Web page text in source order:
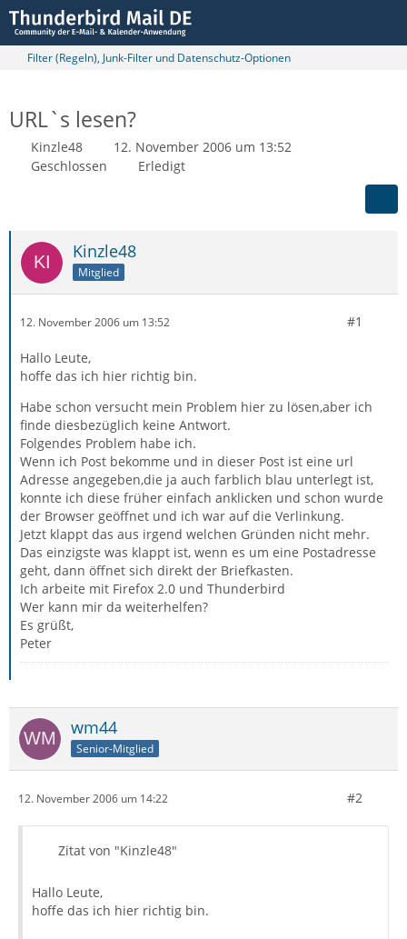
Filter (Regeln), Junk-Filter und Datenschutz-Optionen
URL`s lesen?
Kinzle48
12. November 2006 um 13:52
Geschlossen
Erledigt
Kinzle48
Mitglied
12. November 2006 um 13:52 #1
Hallo Leute,
hoffe das ich hier richtig bin.
Habe schon versucht mein Problem hier zu lösen,aber ich
finde diesbezüglich keine Antwort.
Folgendes Problem habe ich.
Wenn ich Post bekomme und in dieser Post ist eine url
Adresse angegeben,die ja auch farblich blau unterlegt ist,
konnte ich diese früher einfach anklicken und schon wurde
der Browser geöffnet und ich war auf die Verlinkung.
Jetzt klappt das aus irgend welchen Gründen nicht mehr.
Das einzigste was klappt ist, wenn es um eine Postadresse
geht, dann öffnet sich direkt der Briefkasten.
Ich arbeite mit Firefox 2.0 und Thunderbird
Wer kann mir da weiterhelfen?
Es grüßt,
Peter
wm44
Senior-Mitglied
12. November 2006 um 14:22 #2
Zitat von "Kinzle48"
Hallo Leute,
hoffe das ich hier richtig bin.